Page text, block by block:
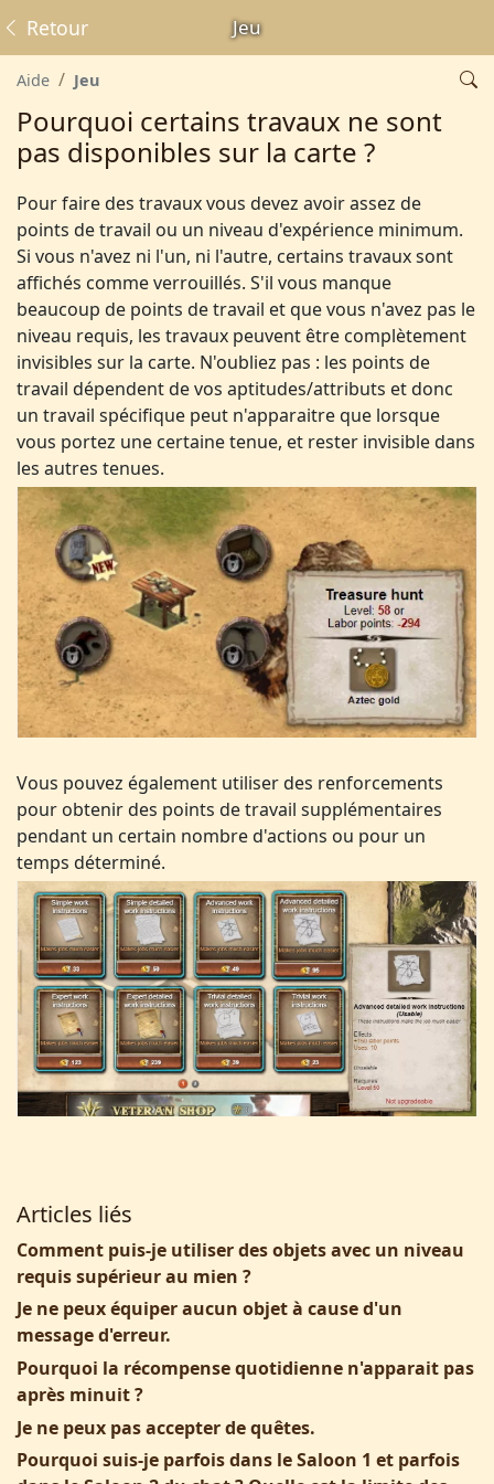
Jeu
Retour
Aide Jeu
Pourquoi certains travaux ne sont
pas disponibles sur la carte ?
Pour faire des travaux vous devez avoir assez de
points de travail ou un niveau d'expérience minimum.
Si vous n'avez ni l'un, ni l'autre, certains travaux sont
affichés comme verrouillés. S'il vous manque
beaucoup de points de travail et que vous n'avez pas le
niveau requis, les travaux peuvent être complètement
invisibles sur la carte. N'oubliez pas : les points de
travail dépendent de vos aptitudes/attributs et donc
un travail spécifique peut n'apparaitre que lorsque
vous portez une certaine tenue, et rester invisible dans
les autres tenues.
Vous pouvez également utiliser des renforcements
pour obtenir des points de travail supplémentaires
pendant un certain nombre d'actions ou pour un
temps déterminé.
Articles liés
Comment puis-je utiliser des objets avec un niveau
requis supérieur au mien ?
Je ne peux équiper aucun objet à cause d'un
message d'erreur.
Pourquoi la récompense quotidienne n'apparait pas
après minuit ?
Je ne peux pas accepter de quêtes.
Pourquoi suis-je parfois dans le Saloon 1 et parfois